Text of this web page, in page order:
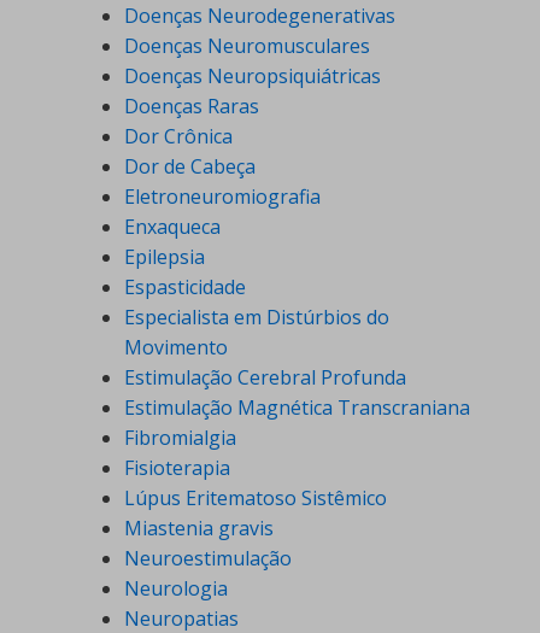
Doenças Neurodegenerativas
Doenças Neuromusculares
Doenças Neuropsiquiátricas
Doenças Raras
Dor Crônica
Dor de Cabeça
Eletroneuromiografia
Enxaqueca
Epilepsia
Espasticidade
Especialista em Distúrbios do
Movimento
Estimulação Cerebral Profunda
Estimulação Magnética Transcraniana
Fibromialgia
Fisioterapia
Lúpus Eritematoso Sistêmico
Miastenia gravis
Neuroestimulação
Neurologia
Neuropatias